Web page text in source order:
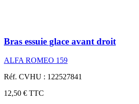
Bras essuie glace avant droit
ALFA ROMEO 159
Réf. CVHU : 122527841
12,50 € TTC